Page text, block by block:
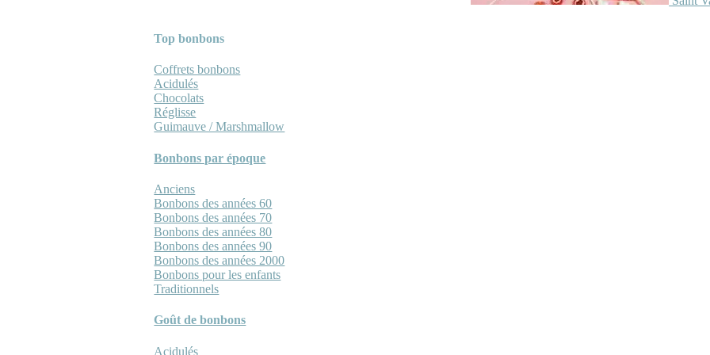
Top bonbons
Coffrets bonbons
Acidulés
Chocolats
Réglisse
Guimauve / Marshmallow
Bonbons par époque
Anciens
Bonbons des années 60
Bonbons des années 70
Bonbons des années 80
Bonbons des années 90
Bonbons des années 2000
Bonbons pour les enfants
Traditionnels
Goût de bonbons
Acidulés